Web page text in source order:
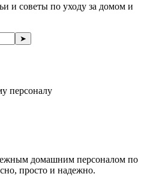
и советы по уходу за домом и
➤
персоналу
домашним персоналом по
просто и надежно.